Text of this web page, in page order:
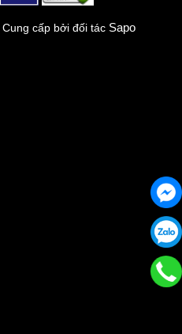
Cung cấp bởi đối tác Sapo